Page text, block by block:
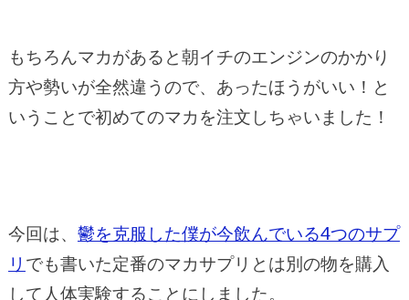
もちろんマカがあると朝イチのエンジンのかかり
方や勢いが全然違うので、あったほうがいい！と
いうことで初めてのマカを注文しちゃいました！
今回は、 鬱を克服した僕が今飲んでいる4つのサプ
リ でも書いた定番のマカサプリとは別の物を購入
して人体実験することにしました。